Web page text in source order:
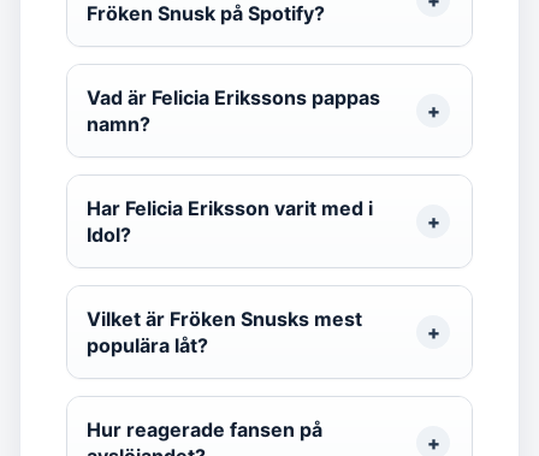
Fröken Snusk på Spotify?
Vad är Felicia Erikssons pappas
namn?
Har Felicia Eriksson varit med i
Idol?
Vilket är Fröken Snusks mest
populära låt?
Hur reagerade fansen på